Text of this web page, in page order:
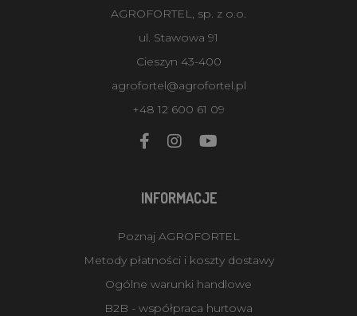
AGROFORTEL, sp. z o.o.
ul. Stawowa 91
Cieszyn 43-400
agrofortel@agrofortel.pl
+48 12 600 61 09
INFORMACJE
Poznaj AGROFORTEL
Metody płatności i koszty dostawy
Ogólne warunki handlowe
B2B - współpraca hurtowa